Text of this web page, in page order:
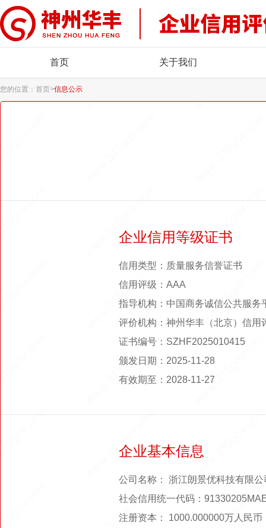
首页 关于我们
您的位置： 首页>信息公示
企业信用等级证书
信用类型：质量服务信誉证书
信用评级：AAA
指导机构：中国商务诚信公共服务
评价机构：神州华丰（北京）信用
证书编号：SZHF2025010415
颁发日期：2025-11-28
有效期至：2028-11-27
企业基本信息
公司名称： 浙江朗景优科技有限公
社会信用统一代码：
注册资本： 1000.000000万人民币